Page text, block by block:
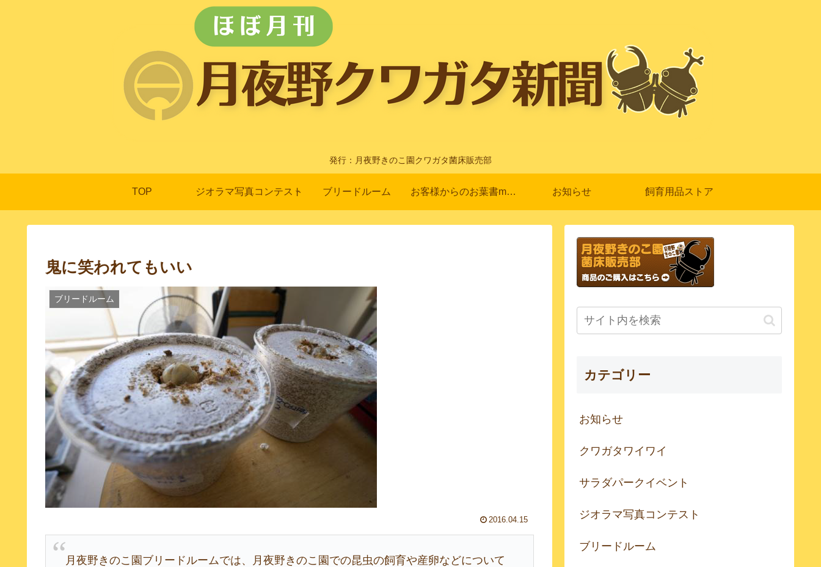
発行：月夜野きのこ園クワガタ菌床販売部
TOP ジオラマ写真コンテスト ブリードルーム お客様からのお葉書m(_ _)m お知らせ 飼育用品ストア
鬼に笑われてもいい
ブリードルーム
2016.04.15
月夜野きのこ園ブリードルームでは、月夜野きのこ園での昆虫の飼育や産卵などについて
カテゴリー
お知らせ
クワガタワイワイ
サラダパークイベント
ジオラマ写真コンテスト
ブリードルーム